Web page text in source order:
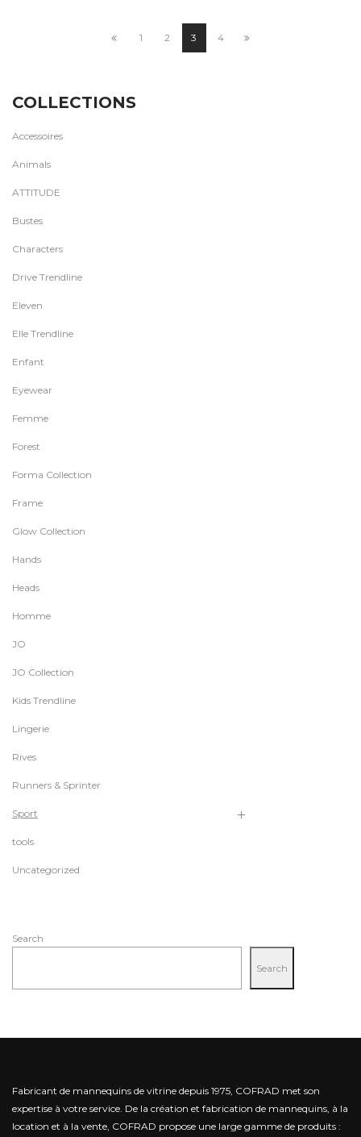
1 2 3 4
COLLECTIONS
Accessoires
Animals
ATTITUDE
Bustes
Characters
Drive Trendline
Eleven
Elle Trendline
Enfant
Eyewear
Femme
Forest
Forma Collection
Frame
Glow Collection
Hands
Heads
Homme
JO
JO Collection
Kids Trendline
Lingerie
Rives
Runners & Sprinter
Sport
tools
Uncategorized
Search
Search
Fabricant de mannequins de vitrine depuis 1975, COFRAD met son
expertise à votre service. De la création et fabrication de mannequins, à la
location et à la vente, COFRAD propose une large gamme de produits :